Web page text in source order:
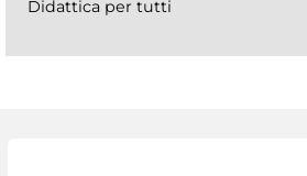
Didattica per tutti